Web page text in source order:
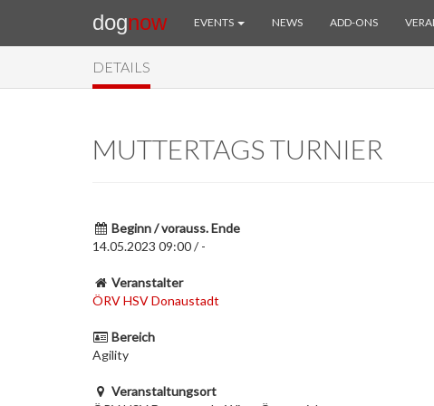
dognow EVENTS NEWS ADD-ONS
DETAILS
MUTTERTAGS TURNIER
Beginn / vorauss. Ende
14.05.2023 09:00 / -
Veranstalter
ÖRV HSV Donaustadt
Bereich
Agility
Veranstaltungsort